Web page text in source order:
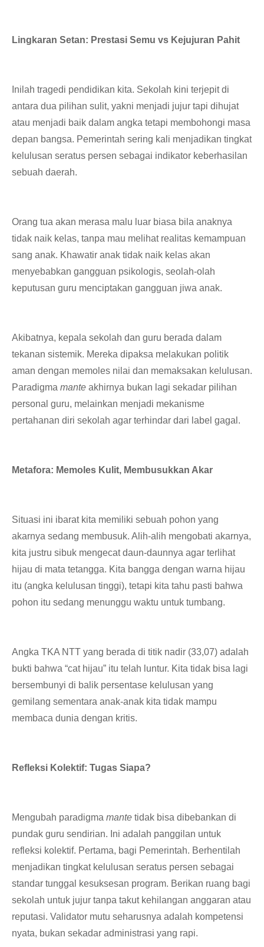
Lingkaran Setan: Prestasi Semu vs Kejujuran Pahit
​Inilah tragedi pendidikan kita. Sekolah kini terjepit di
antara dua pilihan sulit, yakni menjadi jujur tapi dihujat
atau menjadi baik dalam angka tetapi membohongi masa
depan bangsa. Pemerintah sering kali menjadikan tingkat
kelulusan seratus persen sebagai indikator keberhasilan
sebuah daerah.
Orang tua akan merasa malu luar biasa bila anaknya
tidak naik kelas, tanpa mau melihat realitas kemampuan
sang anak. Khawatir anak tidak naik kelas akan
menyebabkan gangguan psikologis, seolah-olah
keputusan guru menciptakan gangguan jiwa anak.
Akibatnya, kepala sekolah dan guru berada dalam
tekanan sistemik. Mereka dipaksa melakukan politik
aman dengan memoles nilai dan memaksakan kelulusan.
​Paradigma mante akhirnya bukan lagi sekadar pilihan
personal guru, melainkan menjadi mekanisme
pertahanan diri sekolah agar terhindar dari label gagal.
Metafora: Memoles Kulit, Membusukkan Akar
​Situasi ini ibarat kita memiliki sebuah pohon yang
akarnya sedang membusuk. Alih-alih mengobati akarnya,
kita justru sibuk mengecat daun-daunnya agar terlihat
hijau di mata tetangga. Kita bangga dengan warna hijau
itu (angka kelulusan tinggi), tetapi kita tahu pasti bahwa
pohon itu sedang menunggu waktu untuk tumbang.
​Angka TKA NTT yang berada di titik nadir (33,07) adalah
bukti bahwa “cat hijau” itu telah luntur. Kita tidak bisa lagi
bersembunyi di balik persentase kelulusan yang
gemilang sementara anak-anak kita tidak mampu
membaca dunia dengan kritis.
Refleksi Kolektif: Tugas Siapa?
​Mengubah paradigma mante tidak bisa dibebankan di
pundak guru sendirian. Ini adalah panggilan untuk
refleksi kolektif. Pertama, bagi Pemerintah. Berhentilah
menjadikan tingkat kelulusan seratus persen sebagai
standar tunggal kesuksesan program. Berikan ruang bagi
sekolah untuk jujur tanpa takut kehilangan anggaran atau
reputasi. Validator mutu seharusnya adalah kompetensi
nyata, bukan sekadar administrasi yang rapi.